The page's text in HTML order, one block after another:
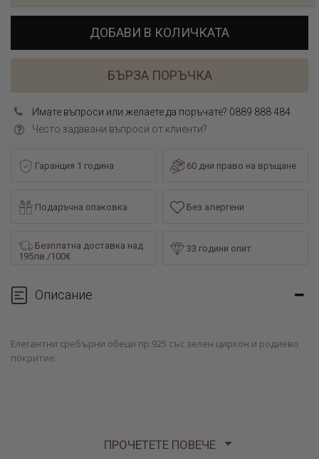
ДОБАВИ В КОЛИЧКАТА
БЪРЗА ПОРЪЧКА
Имате въпроси или желаете да поръчате? 0889 888 484
Често задавани въпроси от клиенти?
Гаранция 1 година 60 дни право на връщане
Подаръчна опаковка Без алергени
Безплатна доставка над
195лв./100€
33 години опит
Описание
Елегантни сребърни обеци пр.925 със зелен циркон и родиево
покритие.
ПРОЧЕТЕТЕ ПОВЕЧЕ